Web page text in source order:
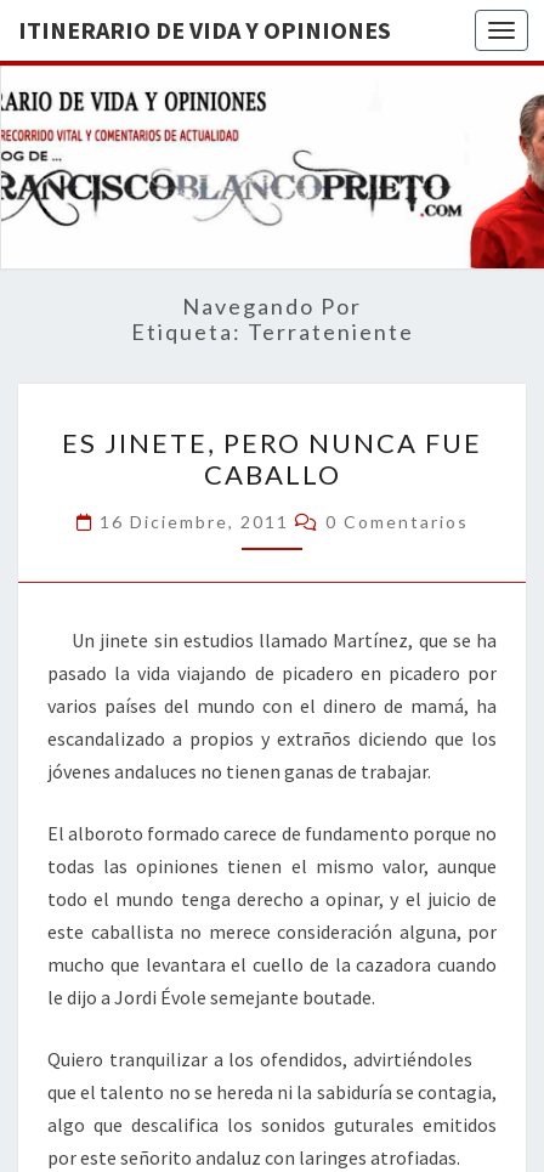
ITINERARIO DE VIDA Y OPINIONES
DE
BREVE
RECORRIDO
VITAL Y
ACTUALIDAD
Navegando Por
Etiqueta: Terrateniente
JINETE,
PERO
NUNCA
FUE
CABALLO
ES JINETE, PERO NUNCA FUE
CABALLO
16 Diciembre, 2011 Comentarios
0 Comentarios
Un jinete sin estudios llamado Martínez, que se ha
pasado la vida viajando de picadero en picadero por
varios países del mundo con el dinero de mamá, ha
escandalizado a propios y extraños diciendo que los
jóvenes andaluces no tienen ganas de trabajar.
El alboroto formado carece de fundamento porque no
todas las opiniones tienen el mismo valor, aunque
todo el mundo tenga derecho a opinar, y el juicio de
este caballista no merece consideración alguna, por
mucho que levantara el cuello de la cazadora cuando
le dijo a Jordi Évole semejante boutade.
Quiero tranquilizar a los ofendidos, advirtiéndoles
que el talento no se hereda ni la sabiduría se contagia,
algo que descalifica los sonidos guturales emitidos
por este señorito andaluz con laringes atrofiadas.